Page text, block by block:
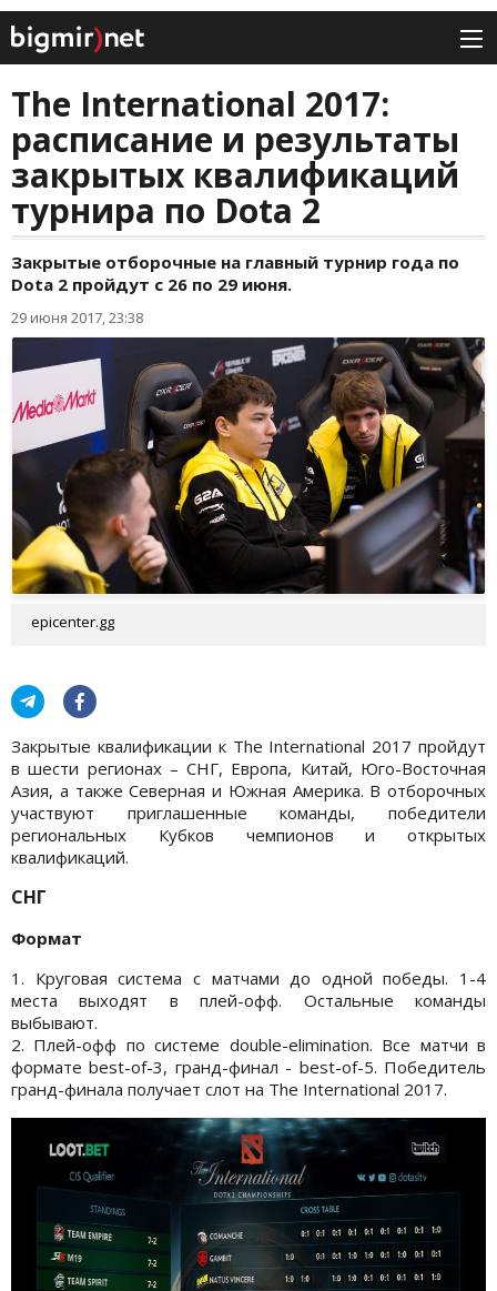
The International 2017:
расписание и результаты
закрытых квалификаций
турнира по Dota 2
Закрытые отборочные на главный турнир года по
Dota 2 пройдут с 26 по 29 июня.
29 июня 2017, 23:38
epicenter.gg
Закрытые квалификации к The International 2017 пройдут
в шести регионах – СНГ, Европа, Китай, Юго-Восточная
Азия, а также Северная и Южная Америка. В отборочных
участвуют приглашенные команды, победители
региональных Кубков чемпионов и открытых
квалификаций.
СНГ
Формат
1. Круговая система с матчами до одной победы. 1-4
места выходят в плей-офф. Остальные команды
выбывают.
2. Плей-офф по системе double-elimination. Все матчи в
формате best-of-3, гранд-финал - best-of-5. Победитель
гранд-финала получает слот на The International 2017.